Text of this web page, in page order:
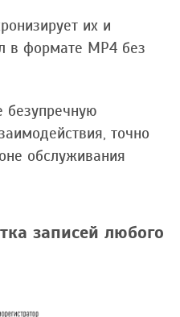
их и
в формате MP4 без
безупречную
точно
обслуживания
записей любого